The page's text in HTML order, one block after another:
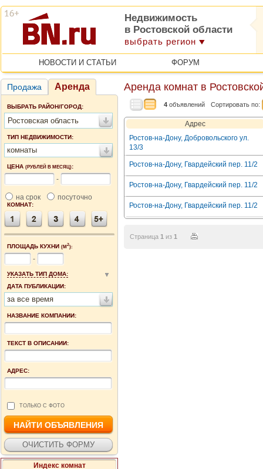
Недвижимость
в Ростовской области
выбрать регион
НОВОСТИ И СТАТЬИ ФОРУМ
Продажа Аренда
ВЫБРАТЬ РАЙОН/ГОРОД:
Ростовская область
ТИП НЕДВИЖИМОСТИ:
комнаты
ЦЕНА (РУБЛЕЙ В МЕСЯЦ):
-
на срок посуточно
КОМНАТ:
ПЛОЩАДЬ КУХНИ (М2):
-
УКАЗАТЬ ТИП ДОМА:
ДАТА ПУБЛИКАЦИИ:
за все время
НАЗВАНИЕ КОМПАНИИ:
ТЕКСТ В ОПИСАНИИ:
АДРЕС:
ТОЛЬКО С ФОТО
Индекс комнат
Аренда комнат в
4 объявлений Сортировать по:
Адрес
Ростов-на-Дону, Добровольского ул.
13/3
Ростов-на-Дону, Гвардейский пер. 11/2
Ростов-на-Дону, Гвардейский пер. 11/2
Ростов-на-Дону, Гвардейский пер. 11/2
Страница 1 из 1